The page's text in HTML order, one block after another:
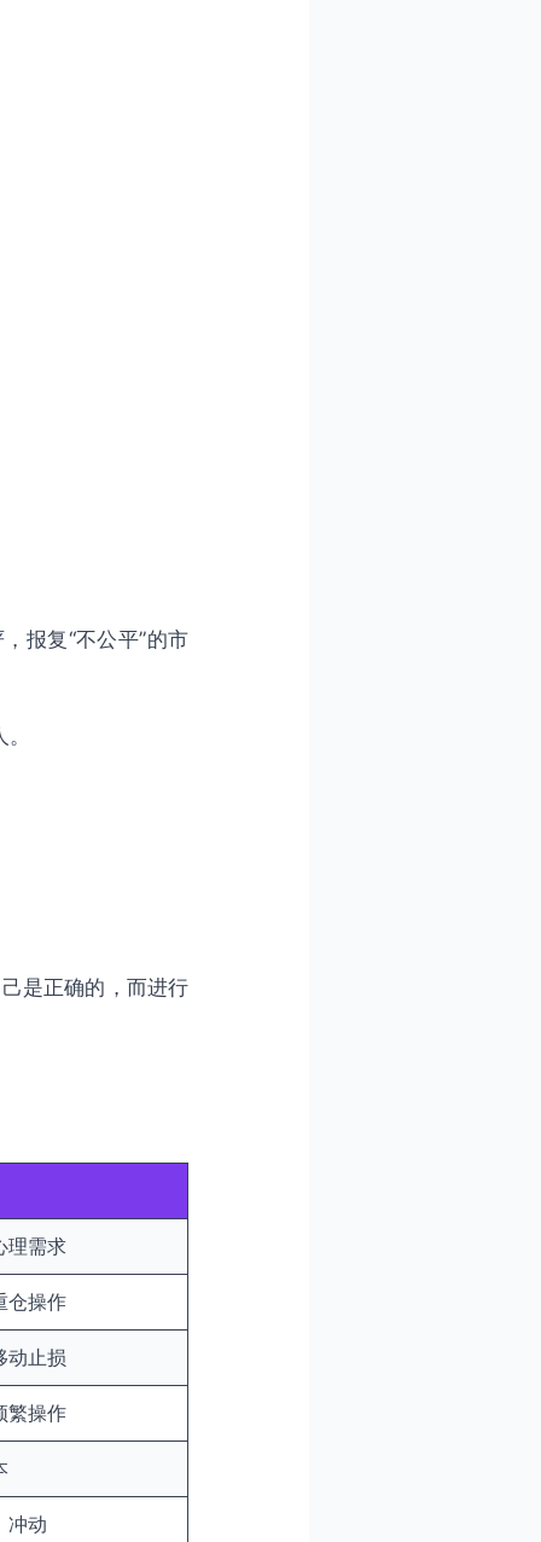
报复“不公平”的市
是正确的，而进行
理需求
仓操作
动止损
繁操作
冲动